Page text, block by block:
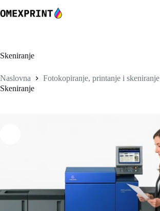
na
Skeniranje
Naslovna
Fotokopiranje, printanje i skeniranje
Skeniranje